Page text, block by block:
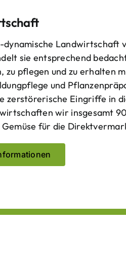
dynamische Landwirtschaft
sie entsprechend
zu pflegen und zu erhalten
und
zerstörerische Eingriffe in
wir insgesamt
für die